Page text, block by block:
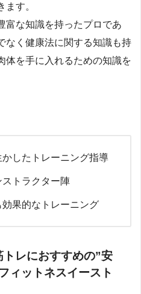
す。
富な知識を持ったプロであ
なく健康法に関する知識も持
体を手に入れるための知識を
したトレーニング指導
トラクター陣
果的なトレーニング
レにおすすめの”安
ィットネスイースト